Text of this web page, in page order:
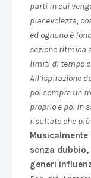
parti in cui
piacevolezza,
ed ognuno è
sezione ritmica
limiti di tempo
All’ispirazione
poi sempre un
proprio e poi in
risultato che più
senza
generi